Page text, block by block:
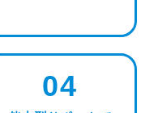
04